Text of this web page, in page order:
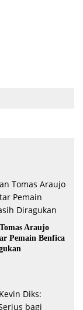
Araujo
Pemain Benfica